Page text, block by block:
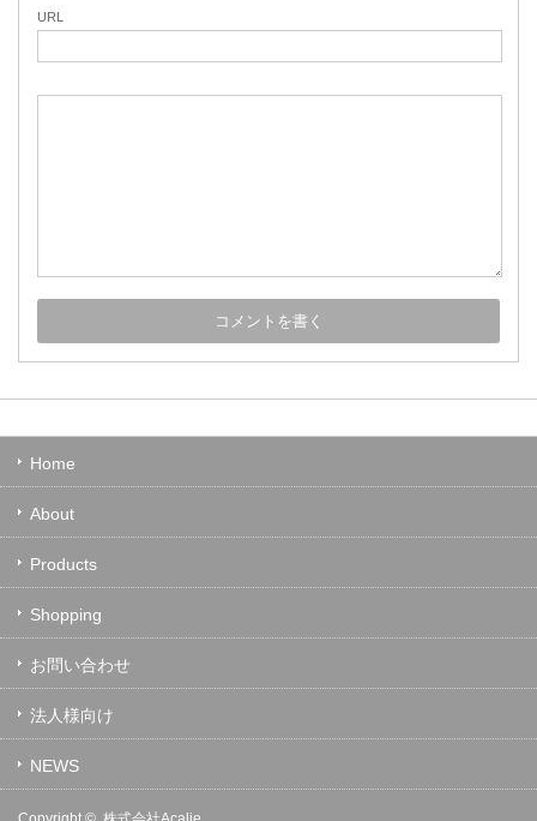
URL
Home
About
Products
Shopping
お問い合わせ
法人様向け
NEWS